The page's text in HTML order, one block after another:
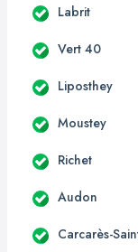
Labrit
Vert 40
Liposthey
Moustey
Richet
Audon
Carcarès-